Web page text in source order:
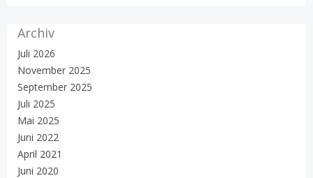
Archiv
Juli 2026
November 2025
September 2025
Juli 2025
Mai 2025
Juni 2022
April 2021
Juni 2020